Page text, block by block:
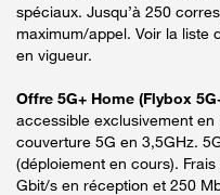
spéciaux. Jusqu’à 250
maximum/appel. Voir la liste
en vigueur.
Offre 5G+ Home (Flybox
accessible exclusivement
couverture 5G en 3,5GHz.
(déploiement en cours).
Gbit/s en réception et 250